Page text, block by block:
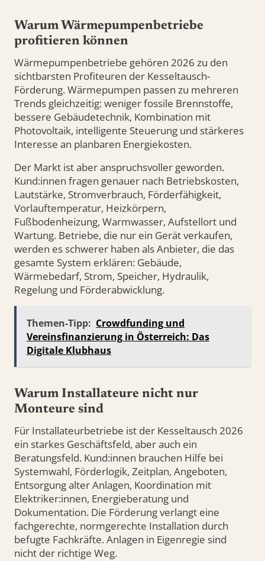
Warum Wärmepumpenbetriebe
profitieren können
Wärmepumpenbetriebe gehören 2026 zu den
sichtbarsten Profiteuren der Kesseltausch-
Förderung. Wärmepumpen passen zu mehreren
Trends gleichzeitig: weniger fossile Brennstoffe,
bessere Gebäudetechnik, Kombination mit
Photovoltaik, intelligente Steuerung und stärkeres
Interesse an planbaren Energiekosten.
Der Markt ist aber anspruchsvoller geworden.
Kund:innen fragen genauer nach Betriebskosten,
Lautstärke, Stromverbrauch, Förderfähigkeit,
Vorlauftemperatur, Heizkörpern,
Fußbodenheizung, Warmwasser, Aufstellort und
Wartung. Betriebe, die nur ein Gerät verkaufen,
werden es schwerer haben als Anbieter, die das
gesamte System erklären: Gebäude,
Wärmebedarf, Strom, Speicher, Hydraulik,
Regelung und Förderabwicklung.
Themen-Tipp: Crowdfunding und
Vereinsfinanzierung in Österreich: Das
Digitale Klubhaus
Warum Installateure nicht nur
Monteure sind
Für Installateurbetriebe ist der Kesseltausch 2026
ein starkes Geschäftsfeld, aber auch ein
Beratungsfeld. Kund:innen brauchen Hilfe bei
Systemwahl, Förderlogik, Zeitplan, Angeboten,
Entsorgung alter Anlagen, Koordination mit
Elektriker:innen, Energieberatung und
Dokumentation. Die Förderung verlangt eine
fachgerechte, normgerechte Installation durch
befugte Fachkräfte. Anlagen in Eigenregie sind
nicht der richtige Weg.